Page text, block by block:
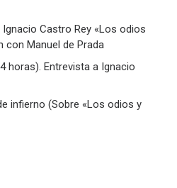
Castro Rey «Los odios
con Manuel de Prada
horas). Entrevista a Ignacio
infierno (Sobre «Los odios y